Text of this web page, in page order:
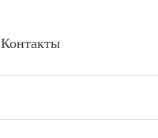
Контакты